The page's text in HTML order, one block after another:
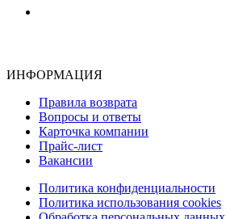
ИНФОРМАЦИЯ
Правила возврата
Вопросы и ответы
Карточка компании
Прайс-лист
Вакансии
Политика конфиденциальности
Политика использования cookies